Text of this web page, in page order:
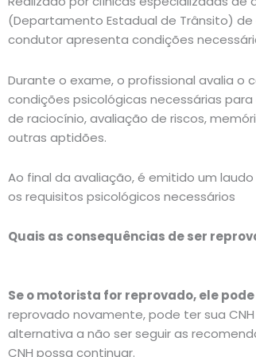
(Departamento Estadual de Trânsito)
condutor apresenta condições
Durante o exame, o profissional avalia
condições psicológicas necessárias
de raciocínio, avaliação de riscos,
outras aptidões.
Ao final da avaliação, é emitido um
os requisitos psicológicos necessários
Quais as consequências de ser
Se o motorista for reprovado, ele
reprovado novamente, pode ter sua
alternativa a não ser seguir as
CNH possa continuar.